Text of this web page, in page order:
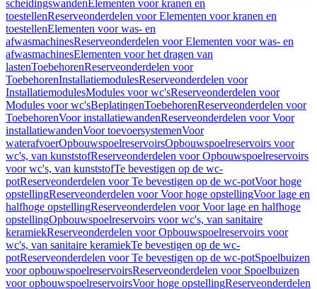
scheidingswandenElementen voor kranen en
toestellenReserveonderdelen voor Elementen voor kranen en
toestellenElementen voor was- en
afwasmachinesReserveonderdelen voor Elementen voor was- en
afwasmachinesElementen voor het dragen van
lastenToebehorenReserveonderdelen voor
ToebehorenInstallatiemodulesReserveonderdelen voor
InstallatiemodulesModules voor wc'sReserveonderdelen voor
Modules voor wc'sBeplatingenToebehorenReserveonderdelen voor
ToebehorenVoor installatiewandenReserveonderdelen voor Voor
installatiewandenVoor toevoersystemenVoor
waterafvoerOpbouwspoelreservoirsOpbouwspoelreservoirs voor
wc's, van kunststofReserveonderdelen voor Opbouwspoelreservoirs
voor wc's, van kunststofTe bevestigen op de wc-
potReserveonderdelen voor Te bevestigen op de wc-potVoor hoge
opstellingReserveonderdelen voor Voor hoge opstellingVoor lage en
halfhoge opstellingReserveonderdelen voor Voor lage en halfhoge
opstellingOpbouwspoelreservoirs voor wc's, van sanitaire
keramiekReserveonderdelen voor Opbouwspoelreservoirs voor
wc's, van sanitaire keramiekTe bevestigen op de wc-
potReserveonderdelen voor Te bevestigen op de wc-potSpoelbuizen
voor opbouwspoelreservoirsReserveonderdelen voor Spoelbuizen
voor opbouwspoelreservoirsVoor hoge opstellingReserveonderdelen